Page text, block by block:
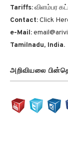
Tariffs:விளம்பர
Contact:Click
e-Mail:
Tamilnadu, India.
அறிவியலை